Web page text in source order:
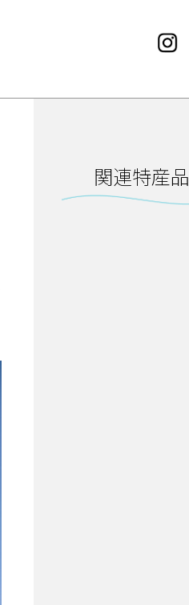
関連特産品